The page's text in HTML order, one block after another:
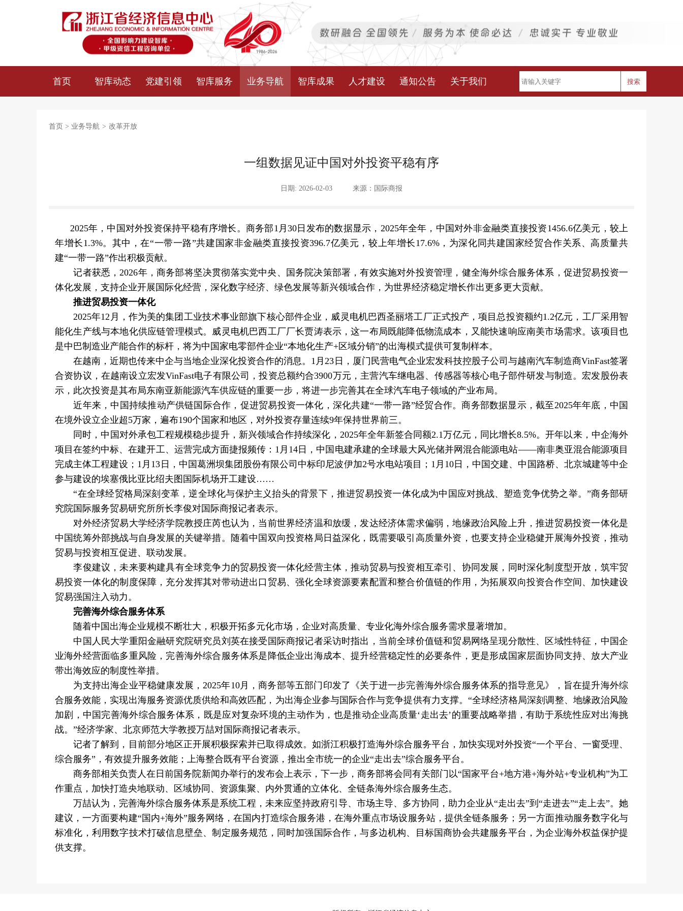
首页 智库动态 党建引领 智库服务 业务导航 智库成果 人才建设 通知公告 关于我们 搜索
首页 > 业务导航 > 改革开放
一组数据见证中国对外投资平稳有序
日期: 2026-02-03 来源：国际商报
2025年，中国对外投资保持平稳有序增长。商务部1月30日发布的数据显示，2025年全年，中国对外非金融类直接投资1456.6亿美元，较上
年增长1.3%。其中，在“一带一路”共建国家非金融类直接投资396.7亿美元，较上年增长17.6%，为深化同共建国家经贸合作关系、高质量共
建“一带一路”作出积极贡献。
记者获悉，2026年，商务部将坚决贯彻落实党中央、国务院决策部署，有效实施对外投资管理，健全海外综合服务体系，促进贸易投资一
体化发展，支持企业开展国际化经营，深化数字经济、绿色发展等新兴领域合作，为世界经济稳定增长作出更多更大贡献。
推进贸易投资一体化
2025年12月，作为美的集团工业技术事业部旗下核心部件企业，威灵电机巴西圣丽塔工厂正式投产，项目总投资额约1.2亿元，工厂采用智
能化生产线与本地化供应链管理模式。威灵电机巴西工厂厂长贾涛表示，这一布局既能降低物流成本，又能快速响应南美市场需求。该项目也
是中巴制造业产能合作的标杆，将为中国家电零部件企业“本地化生产+区域分销”的出海模式提供可复制样本。
在越南，近期也传来中企与当地企业深化投资合作的消息。1月23日，厦门民营电气企业宏发科技控股子公司与越南汽车制造商VinFast签署
合资协议，在越南设立宏发VinFast电子有限公司，投资总额约合3900万元，主营汽车继电器、传感器等核心电子部件研发与制造。宏发股份表
示，此次投资是其布局东南亚新能源汽车供应链的重要一步，将进一步完善其在全球汽车电子领域的产业布局。
近年来，中国持续推动产供链国际合作，促进贸易投资一体化，深化共建“一带一路”经贸合作。商务部数据显示，截至2025年年底，中国
在境外设立企业超5万家，遍布190个国家和地区，对外投资存量连续9年保持世界前三。
同时，中国对外承包工程规模稳步提升，新兴领域合作持续深化，2025年全年新签合同额2.1万亿元，同比增长8.5%。开年以来，中企海外
项目在签约中标、在建开工、运营完成方面捷报频传：1月14日，中国电建承建的全球最大风光储并网混合能源电站——南非奥亚混合能源项目
完成主体工程建设；1月13日，中国葛洲坝集团股份有限公司中标印尼波伊加2号水电站项目；1月10日，中国交建、中国路桥、北京城建等中企
参与建设的埃塞俄比亚比绍夫图国际机场开工建设……
“在全球经贸格局深刻变革，逆全球化与保护主义抬头的背景下，推进贸易投资一体化成为中国应对挑战、塑造竞争优势之举。”商务部研
究院国际服务贸易研究所所长李俊对国际商报记者表示。
对外经济贸易大学经济学院教授庄芮也认为，当前世界经济温和放缓，发达经济体需求偏弱，地缘政治风险上升，推进贸易投资一体化是
中国统筹外部挑战与自身发展的关键举措。随着中国双向投资格局日益深化，既需要吸引高质量外资，也要支持企业稳健开展海外投资，推动
贸易与投资相互促进、联动发展。
李俊建议，未来要构建具有全球竞争力的贸易投资一体化经营主体，推动贸易与投资相互牵引、协同发展，同时深化制度型开放，筑牢贸
易投资一体化的制度保障，充分发挥其对带动进出口贸易、强化全球资源要素配置和整合价值链的作用，为拓展双向投资合作空间、加快建设
贸易强国注入动力。
完善海外综合服务体系
随着中国出海企业规模不断壮大，积极开拓多元化市场，企业对高质量、专业化海外综合服务需求显著增加。
中国人民大学重阳金融研究院研究员刘英在接受国际商报记者采访时指出，当前全球价值链和贸易网络呈现分散性、区域性特征，中国企
业海外经营面临多重风险，完善海外综合服务体系是降低企业出海成本、提升经营稳定性的必要条件，更是形成国家层面协同支持、放大产业
带出海效应的制度性举措。
为支持出海企业平稳健康发展，2025年10月，商务部等五部门印发了《关于进一步完善海外综合服务体系的指导意见》，旨在提升海外综
合服务效能，实现出海服务资源优质供给和高效匹配，为出海企业参与国际合作与竞争提供有力支撑。“全球经济格局深刻调整、地缘政治风险
加剧，中国完善海外综合服务体系，既是应对复杂环境的主动作为，也是推动企业高质量‘走出去’的重要战略举措，有助于系统性应对出海挑
战。”经济学家、北京师范大学教授万喆对国际商报记者表示。
记者了解到，目前部分地区正开展积极探索并已取得成效。如浙江积极打造海外综合服务平台，加快实现对外投资“一个平台、一窗受理、
综合服务”，有效提升服务效能；上海整合既有平台资源，推出全市统一的企业“走出去”综合服务平台。
商务部相关负责人在日前国务院新闻办举行的发布会上表示，下一步，商务部将会同有关部门以“国家平台+地方港+海外站+专业机构”为工
作重点，加快打造央地联动、区域协同、资源集聚、内外贯通的立体化、全链条海外综合服务生态。
万喆认为，完善海外综合服务体系是系统工程，未来应坚持政府引导、市场主导、多方协同，助力企业从“走出去”到“走进去”“走上去”。她
建议，一方面要构建“国内+海外”服务网络，在国内打造综合服务港，在海外重点市场设服务站，提供全链条服务；另一方面推动服务数字化与
标准化，利用数字技术打破信息壁垒、制定服务规范，同时加强国际合作，与多边机构、目标国商协会共建服务平台，为企业海外权益保护提
供支撑。